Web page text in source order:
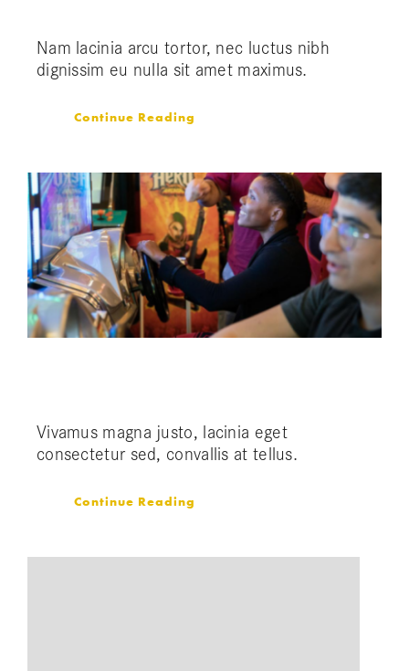
Nam lacinia arcu tortor, nec luctus nibh
dignissim eu nulla sit amet maximus.
Continue Reading
Vivamus magna justo, lacinia eget
consectetur sed, convallis at tellus.
Continue Reading